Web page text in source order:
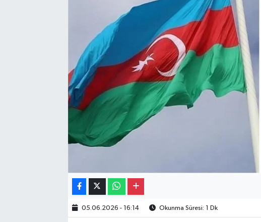
05.06.2026 - 16:14 Okunma Süresi: 1 Dk